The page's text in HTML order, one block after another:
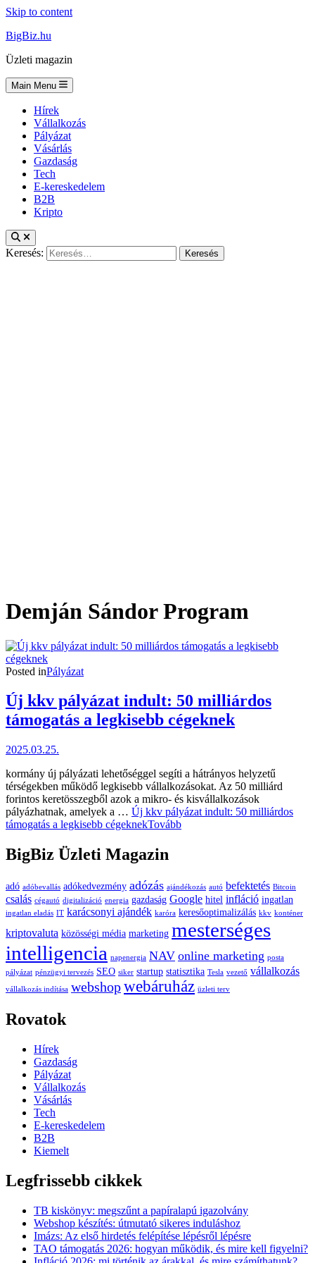
Skip to content
BigBiz.hu
Üzleti magazin
Main Menu
Hírek
Vállalkozás
Pályázat
Vásárlás
Gazdaság
Tech
E-kereskedelem
B2B
Kripto
Keresés:
Demján Sándor Program
Posted inPályázat
Új kkv pályázat indult: 50 milliárdos
támogatás a legkisebb cégeknek
2025.03.25.
kormány új pályázati lehetőséggel segíti a hátrányos helyzetű
térségekben működő legkisebb vállalkozásokat. Az 50 milliárd
forintos keretösszegből azok a mikro- és kisvállalkozások
pályázhatnak, amelyek a … Új kkv pályázat indult: 50 milliárdos
támogatás a legkisebb cégeknekTovább
BigBiz Üzleti Magazin
adó adóbevallás adókedvezmény adózás ajándékozás autó befektetés Bitcoin
csalás cégautó digitalizáció energia gazdaság Google hitel infláció ingatlan
ingatlan eladás IT karácsonyi ajándék karóra keresőoptimalizálás kkv konténer
kriptovaluta közösségi média marketing mesterséges
intelligencia napenergia NAV online marketing posta
pályázat pénzügyi tervezés SEO siker startup statisztika Tesla vezető vállalkozás
vállalkozás indítása webshopwebáruház üzleti terv
Rovatok
Hírek
Gazdaság
Pályázat
Vállalkozás
Vásárlás
Tech
E-kereskedelem
B2B
Kiemelt
Legfrissebb cikkek
TB kiskönyv: megszűnt a papíralapú igazolvány
Webshop készítés: útmutató sikeres induláshoz
Imázs: Az első hirdetés felépítése lépésről lépésre
TAO támogatás 2026: hogyan működik, és mire kell figyelni?